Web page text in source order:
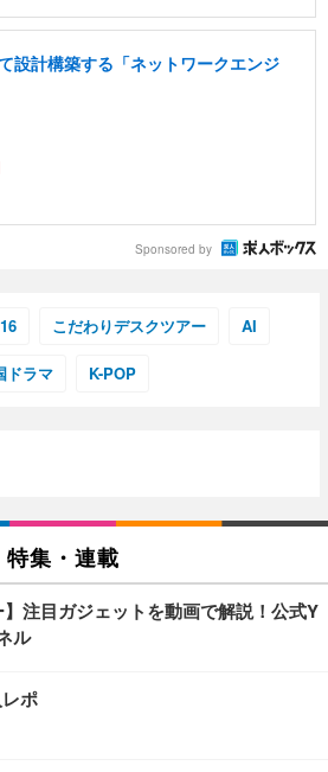
設計構築する「ネットワークエンジ
Sponsored by
こだわりデスクツアー AI
ドラマ K-POP
特集・連載
】注目ガジェットを動画で解説！公式Y
ル
ポ